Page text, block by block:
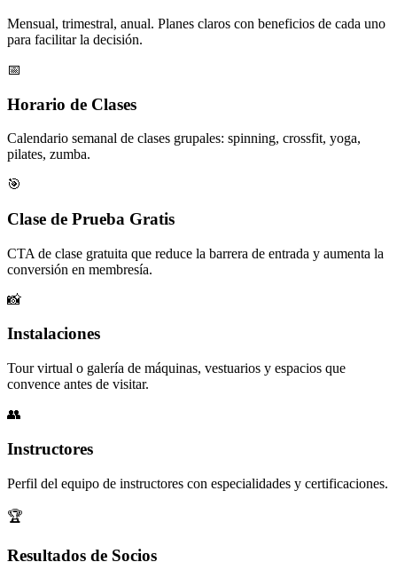
Mensual, trimestral, anual. Planes claros con beneficios de cada uno
para facilitar la decisión.
📅
Horario de Clases
Calendario semanal de clases grupales: spinning, crossfit, yoga,
pilates, zumba.
🎯
Clase de Prueba Gratis
CTA de clase gratuita que reduce la barrera de entrada y aumenta la
conversión en membresía.
📸
Instalaciones
Tour virtual o galería de máquinas, vestuarios y espacios que
convence antes de visitar.
👥
Instructores
Perfil del equipo de instructores con especialidades y certificaciones.
🏆
Resultados de Socios